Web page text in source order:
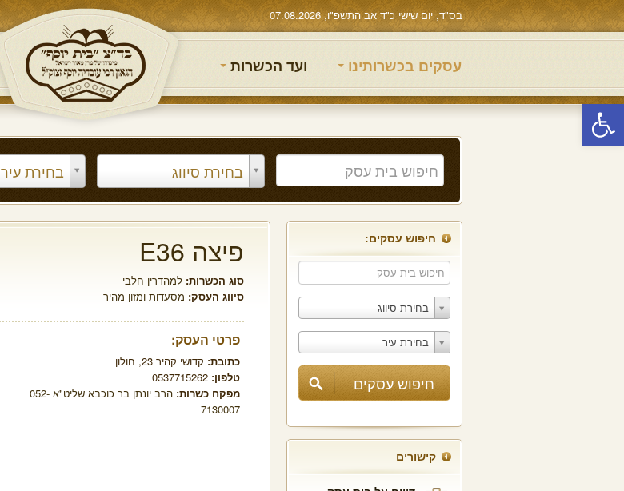
פתח סרגל נגישות
בס"ד, יום שישי כ"ד אב התשפ"ו, 07.08.2026
עסקים בכשרותינו ועד הכשרות
בחירת סיווג בחירת עיר
חיפוש עסקים:
בחירת סיווג
בחירת עיר
קישורים
פיצה E36
סוג הכשרות: למהדרין חלבי
סיווג העסק: מסעדות ומזון מהיר
פרטי העסק:
כתובת: קדושי קהיר 23, חולון
טלפון: 0537715262
מפקח כשרות:
הרב יונתן בר כוכבא שליט"א 052-
7130007